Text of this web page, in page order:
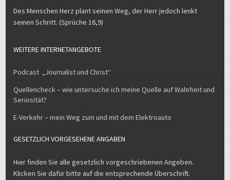
Des Menschen Herz plant seinen Weg, der Herr jedoch lenkt
seinen Schritt. (Sprüche 16,9)
WEITERE INTERNETANGEBOTE
Podcast „Journalist und Christ“
Quellencheck – wie untersuche ich meine Quelle auf Wahrheit und
Seriosität?
E-Verkehr – mein Weg zum und mit dem Elektroauto
GESETZLICH VORGESEHENE ANGABEN
Hier finden Sie alle gesetzlich vorgeschriebenen Angeben.
Klicken Sie dafür bitte auf die entsprechende Überschrift.